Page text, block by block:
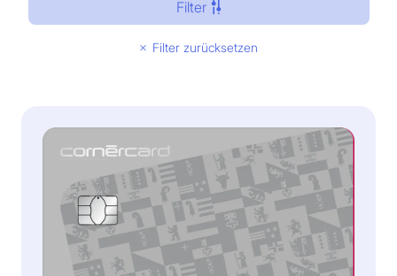
Filter
Filter zurücksetzen